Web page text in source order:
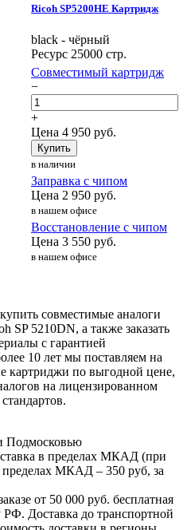
Ricoh SP5200HE Картридж
black - чёрный
Ресурс 25000 стр.
Совместимый картридж
−
+
Цена 4 950 руб.
Купить
в наличии
Заправка с чипом
Цена 2 950 руб.
в нашем офисе
Восстановление с чипом
Цена 3 550 руб.
в нашем офисе
совместимые аналоги
SP 5210DN, а также заказать
с гарантией
10 лет мы поставляем на
картриджи по выгодной цене,
на лицензированном
Подмосковью
в пределах МКАД (при
пределах МКАД – 350 руб, за
от 50 000 руб. бесплатная
Доставка до транспортной